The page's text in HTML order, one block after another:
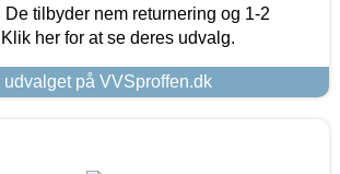
tilbyder nem returnering og 1-2
her for at se deres udvalg.
udvalget på VVSproffen.dk